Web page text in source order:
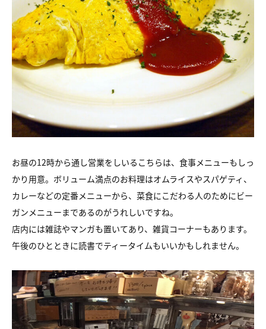
お昼の12時から通し営業をしいるこちらは、食事メニューもしっ
かり用意。ボリューム満点のお料理はオムライスやスパゲティ、
カレーなどの定番メニューから、菜食にこだわる人のためにビー
ガンメニューまであるのがうれしいですね。
店内には雑誌やマンガも置いてあり、雑貨コーナーもあります。
午後のひとときに読書でティータイムもいいかもしれません。